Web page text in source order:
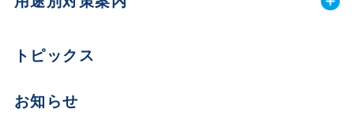
トピックス
お知らせ